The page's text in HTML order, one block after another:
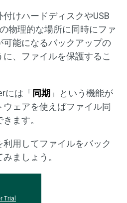
付けハードディスクやUSB
物理的な場所に同時にファ
可能になるバックアップの
、ファイルを保護するこ
には「 同期 」という機能が
ェアを使えばファイル同
ます。
用してファイルをバック
ましょう。
Trial